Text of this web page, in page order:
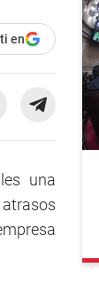
en
una